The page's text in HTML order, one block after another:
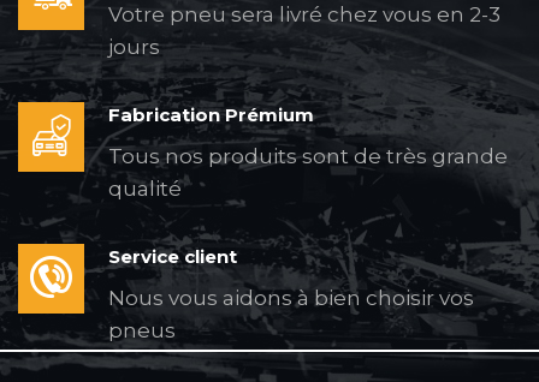
Votre pneu sera livré chez vous en 2-3
jours
Fabrication Prémium
Tous nos produits sont de très grande
qualité
Service client
Nous vous aidons à bien choisir vos
pneus